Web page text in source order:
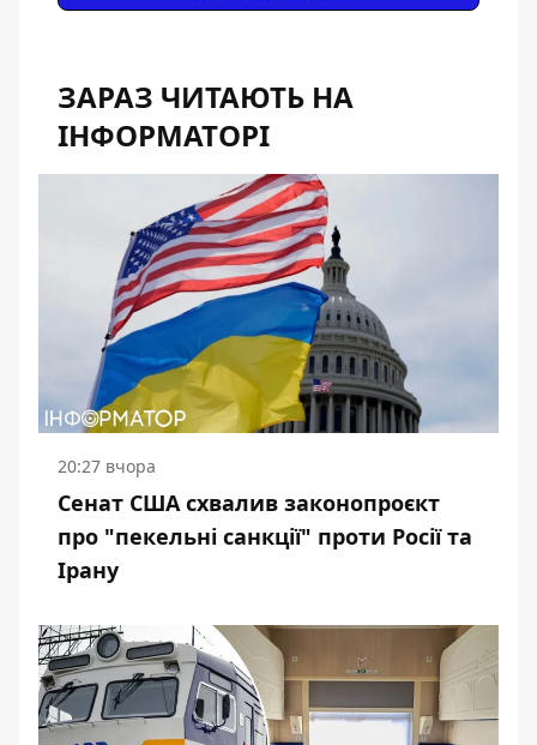
ЗАРАЗ ЧИТАЮТЬ НА
ІНФОРМАТОРІ
20:27 вчора
Сенат США схвалив законопроєкт
про "пекельні санкції" проти Росії та
Ірану